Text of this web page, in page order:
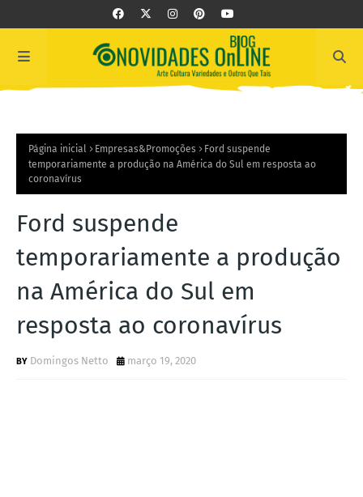
Página inicial Empresas&Promoções
Ford suspende
temporariamente a produção na América do Sul em resposta ao
coronavírus
Ford suspende
temporariamente a produção
na América do Sul em
resposta ao coronavírus
Domingos Netto março 19, 2020